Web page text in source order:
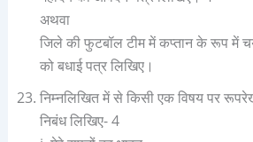
अथवा
जिले की फुटबॉल टीम में कप्तान के रूप में
को बधाई पत्र लिखिए।
निम्नलिखित में से किसी एक विषय पर
निबंध लिखिए- 4